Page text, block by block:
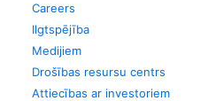
Careers
Ilgtspējība
Medijiem
Drošības resursu centrs
Attiecības ar investoriem